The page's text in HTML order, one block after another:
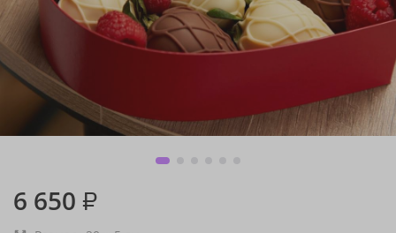
6 650 ₽